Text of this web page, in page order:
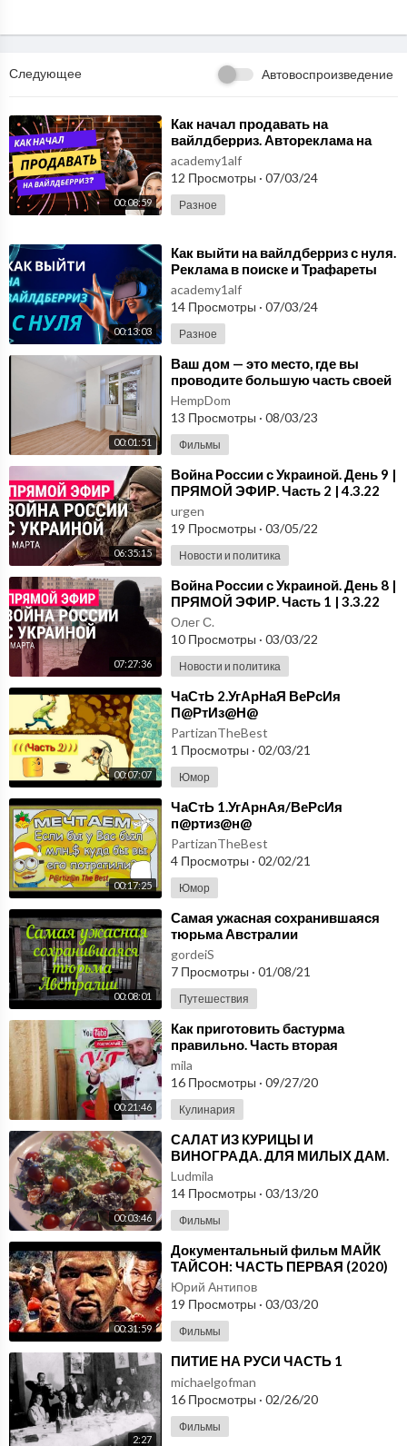
Следующее Автовоспроизведение
00:08:59
⁣Как начал продавать на
вайлдберриз. Автореклама на
Вайлдберриз Реклама на
маркетплейсах Часть 2
academy1alf
12 Просмотры · 07/03/24
Разное
00:13:03
⁣Как выйти на вайлдберриз с нуля.
Реклама в поиске и Трафареты
Реклама на маркетплейсах Часть
1
academy1alf
14 Просмотры · 07/03/24
Разное
00:01:51
⁣Ваш дом — это место, где вы
проводите большую часть своей
жизни!
HempDom
13 Просмотры · 08/03/23
Фильмы
06:35:15
⁣Война России с Украиной. День 9 |
ПРЯМОЙ ЭФИР. Часть 2 | 4.3.22
urgen
19 Просмотры · 03/05/22
Новости и политика
07:27:36
⁣Война России с Украиной. День 8 |
ПРЯМОЙ ЭФИР. Часть 1 | 3.3.22
Олег С.
10 Просмотры · 03/03/22
Новости и политика
00:07:07
⁣ЧаСтЬ 2.УгАрНаЯ ВеРсИя
П@РтИз@Н@
PartizanTheBest
1 Просмотры · 02/03/21
Юмор
00:17:25
⁣ЧаСтЬ 1.УгАрнАя/ВеРсИя
п@ртиз@н@
PartizanTheBest
4 Просмотры · 02/02/21
Юмор
00:08:01
⁣Самая ужасная сохранившаяся
тюрьма Австралии
gordeiS
7 Просмотры · 01/08/21
Путешествия
00:21:46
⁣Как приготовить бастурма
правильно. Часть вторая
mila
16 Просмотры · 09/27/20
Кулинария
00:03:46
⁣САЛАТ ИЗ КУРИЦЫ И
ВИНОГРАДА. ДЛЯ МИЛЫХ ДАМ.
Ludmila
14 Просмотры · 03/13/20
Фильмы
00:31:59
⁣Документальный фильм МАЙК
ТАЙСОН: ЧАСТЬ ПЕРВАЯ (2020)
Юрий Антипов
19 Просмотры · 03/03/20
Фильмы
2:27
⁣ПИТИЕ НА РУСИ ЧАСТЬ 1
michaelgofman
16 Просмотры · 02/26/20
Фильмы